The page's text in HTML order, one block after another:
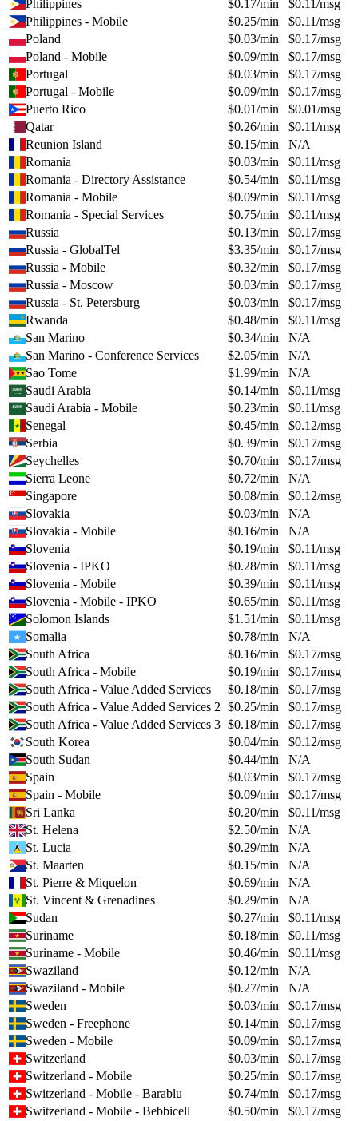
Philippines $0.17/min $0.11 /msg
Philippines - Mobile
$0.25/min $0.11/msg
Poland
$0.03/min $0.17/msg
Poland - Mobile
$0.09/min $0.17/msg
Portugal
$0.03/min $0.17/msg
Portugal - Mobile
$0.09/min $0.17/msg
Puerto Rico
$0.01/min $0.01/msg
Qatar
$0.26/min $0.11/msg
Reunion Island
$0.15/min
N/A
Romania
$0.03/min $0.11/msg
Romania - Directory Assistance
$0.54/min $0.11/msg
Romania - Mobile
$0.09/min $0.11/msg
Romania - Special Services
$0.75/min $0.11/msg
Russia
$0.13/min $0.17/msg
Russia - GlobalTel
$3.35/min $0.17/msg
Russia - Mobile
$0.32/min $0.17/msg
Russia - Moscow
$0.03/min $0.17/msg
Russia - St. Petersburg
$0.03/min $0.17/msg
Rwanda
$0.48/min $0.11/msg
San Marino
$0.34/min
N/A
San Marino - Conference Services
$2.05/min
N/A
Sao Tome
$1.99/min
N/A
Saudi Arabia
$0.14/min $0.11/msg
Saudi Arabia - Mobile
$0.23/min $0.11/msg
Senegal
$0.45/min $0.12/msg
Serbia
$0.39/min $0.17/msg
Seychelles
$0.70/min $0.17/msg
Sierra Leone
$0.72/min
N/A
Singapore
$0.08/min $0.12/msg
Slovakia
$0.03/min
N/A
Slovakia - Mobile
$0.16/min
N/A
Slovenia
$0.19/min $0.11/msg
Slovenia - IPKO
$0.28/min $0.11/msg
Slovenia - Mobile
$0.39/min $0.11/msg
Slovenia - Mobile - IPKO
$0.65/min $0.11/msg
Solomon Islands
$1.51/min $0.11/msg
Somalia
$0.78/min
N/A
South Africa
$0.16/min $0.17/msg
South Africa - Mobile
$0.19/min $0.17/msg
South Africa - Value Added Services
$0.18/min $0.17/msg
South Africa - Value Added Services 2 $0.25/min $0.17/msg
South Africa - Value Added Services 3 $0.18/min $0.17/msg
South Korea
$0.04/min $0.12/msg
South Sudan
$0.44/min
N/A
Spain
$0.03/min $0.17/msg
Spain - Mobile
$0.09/min $0.17/msg
Sri Lanka
$0.20/min $0.11/msg
St. Helena
$2.50/min
N/A
St. Lucia
$0.29/min
N/A
St. Maarten
$0.15/min
N/A
St. Pierre & Miquelon
$0.69/min
N/A
St. Vincent & Grenadines
$0.29/min
N/A
Sudan
$0.27/min $0.11/msg
Suriname
$0.18/min $0.11/msg
Suriname - Mobile
$0.46/min $0.11/msg
Swaziland
$0.12/min
N/A
Swaziland - Mobile
$0.27/min
N/A
Sweden
$0.03/min $0.17/msg
Sweden - Freephone
$0.14/min $0.17/msg
Sweden - Mobile
$0.09/min $0.17/msg
Switzerland
$0.03/min $0.17/msg
Switzerland - Mobile
$0.25/min $0.17/msg
Switzerland - Mobile - Barablu
$0.74/min $0.17/msg
Switzerland - Mobile - Bebbicell
$0.50/min $0.17/msg